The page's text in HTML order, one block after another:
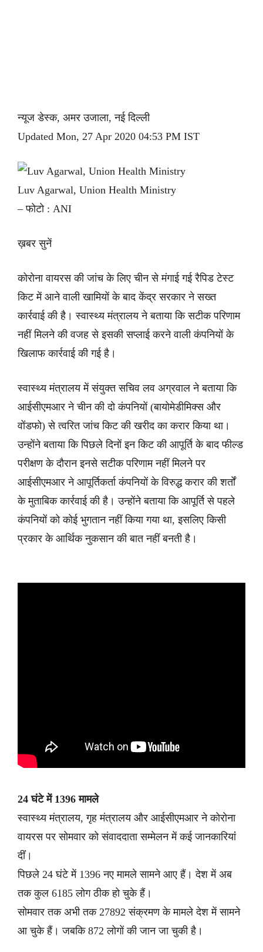
न्यूज डेस्क, अमर उजाला, नई दिल्ली
Updated Mon, 27 Apr 2020 04:53 PM IST
Luv Agarwal, Union Health Ministry
– फोटो : ANI
ख़बर सुनें
कोरोना वायरस की जांच के लिए चीन से मंगाई गई रैपिड टेस्ट
किट में आने वाली खामियों के बाद केंद्र सरकार ने सख्त
कार्रवाई की है। स्वास्थ्य मंत्रालय ने बताया कि सटीक परिणाम
नहीं मिलने की वजह से इसकी सप्लाई करने वाली कंपनियों के
खिलाफ कार्रवाई की गई है।
स्वास्थ्य मंत्रालय में संयुक्त सचिव लव अग्रवाल ने बताया कि
आईसीएमआर ने चीन की दो कंपनियों (बायोमेडीमिक्स और
वोंडफो) से त्वरित जांच किट की खरीद का करार किया था।
उन्होंने बताया कि पिछले दिनों इन किट की आपूर्ति के बाद फील्ड
परीक्षण के दौरान इनसे सटीक परिणाम नहीं मिलने पर
आईसीएमआर ने आपूर्तिकर्ता कंपनियों के विरुद्ध करार की शर्तों
के मुताबिक कार्रवाई की है। उन्होंने बताया कि आपूर्ति से पहले
कंपनियों को कोई भुगतान नहीं किया गया था, इसलिए किसी
प्रकार के आर्थिक नुकसान की बात नहीं बनती है।
24 घंटे में 1396 मामले
स्वास्थ्य मंत्रालय, गृह मंत्रालय और आईसीएमआर ने कोरोना
वायरस पर सोमवार को संवाददाता सम्मेलन में कई जानकारियांं
दींं।
पिछले 24 घंटे में 1396 नए मामले सामने आए हैं। देश में अब
तक कुल 6185 लोग ठीक हो चुके हैं।
सोमवार तक अभी तक 27892 संक्रमण के मामले देश में सामने
आ चुके हैं। जबकि 872 लोगों की जान जा चुकी है।